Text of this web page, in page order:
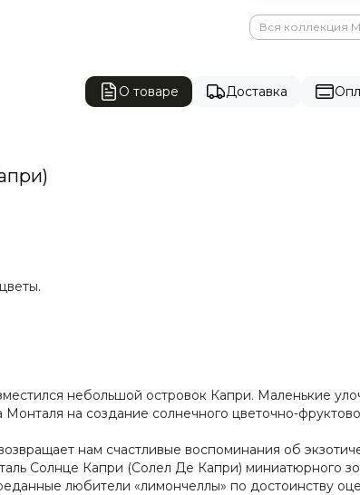
Вся коллекция
О товаре Доставка
небольшой островок Капри. Маленькие
на создание солнечного цветочно-
нам счастливые воспоминания об
Солнце Капри (Солел Де Капри) миниатюрного
любители «лимончеллы» по достоинству